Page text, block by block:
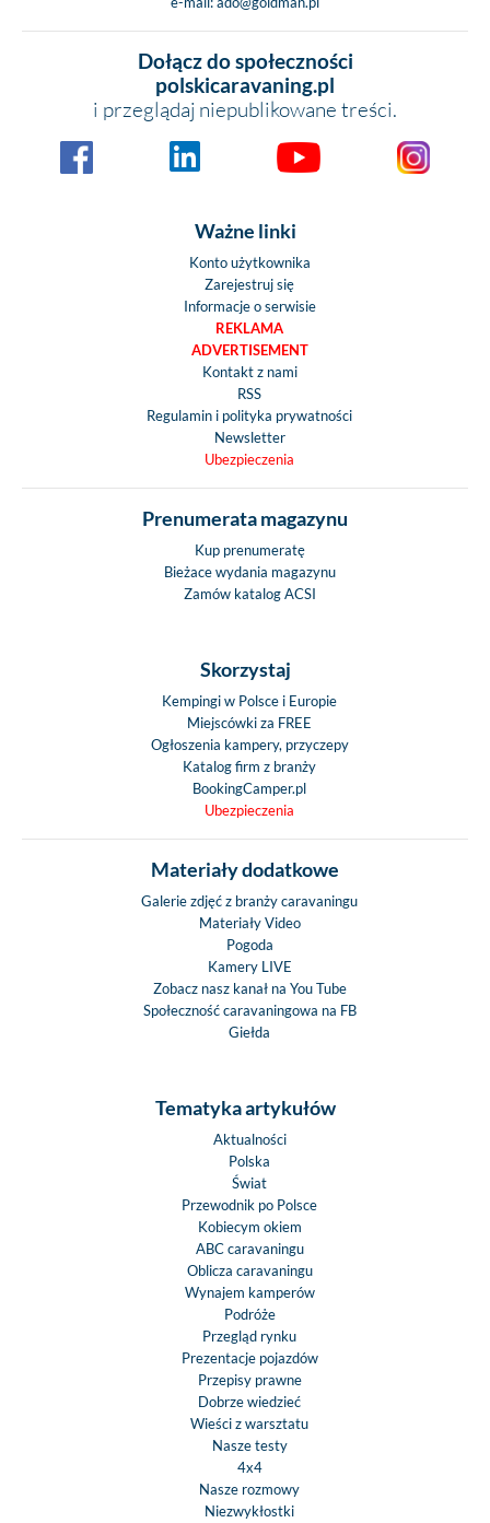
Dołącz do społeczności
polskicaravaning.pl
i przeglądaj niepublikowane treści.
Ważne linki
Konto użytkownika
Zarejestruj się
Informacje o serwisie
REKLAMA
ADVERTISEMENT
Kontakt z nami
RSS
Regulamin i polityka prywatności
Newsletter
Ubezpieczenia
Prenumerata magazynu
Kup prenumeratę
Bieżace wydania magazynu
Zamów katalog ACSI
Skorzystaj
Kempingi w Polsce i Europie
Miejscówki za FREE
Ogłoszenia kampery, przyczepy
Katalog firm z branży
BookingCamper.pl
Ubezpieczenia
Materiały dodatkowe
Galerie zdjęć z branży caravaningu
Materiały Video
Pogoda
Kamery LIVE
Zobacz nasz kanał na You Tube
Społeczność caravaningowa na FB
Giełda
Tematyka artykułów
Aktualności
Polska
Świat
Przewodnik po Polsce
Kobiecym okiem
ABC caravaningu
Oblicza caravaningu
Wynajem kamperów
Podróże
Przegląd rynku
Prezentacje pojazdów
Przepisy prawne
Dobrze wiedzieć
Wieści z warsztatu
Nasze testy
4x4
Nasze rozmowy
Niezwykłostki